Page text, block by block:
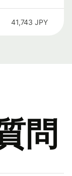
41,743 JPY
問